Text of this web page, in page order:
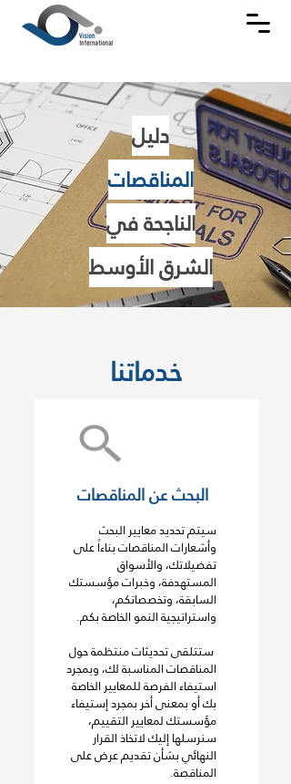
دليل
المناقصات
الناجحة في
الشرق الأوسط
خدماتنا
البحث عن المناقصات
سيتم تحديد معايير البحث
وأشعارات المناقصات بناءاً على
تفضيلاتك، والأسواق
المستهدفة، وخبرات مؤسستك
السابقة، وتخصصاتكم،
واستراتيجية النمو الخاصة بكم.
ستتلقى تحديثات منتظمة حول
المناقصات المناسبة لك، وبمجرد
استيفاء الفرصة للمعايير الخاصة
بك أو بمعنى أخر بمجرد إستيفاء
مؤسستك لمعايير التقييم،
سنرسلها إليك لاتخاذ القرار
النهائي بشأن تقديم عرض على
المناقصة.